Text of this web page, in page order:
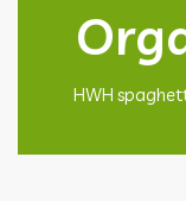
HWH